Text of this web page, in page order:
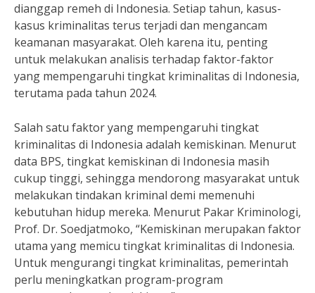
dianggap remeh di Indonesia. Setiap tahun, kasus-
kasus kriminalitas terus terjadi dan mengancam
keamanan masyarakat. Oleh karena itu, penting
untuk melakukan analisis terhadap faktor-faktor
yang mempengaruhi tingkat kriminalitas di Indonesia,
terutama pada tahun 2024.
Salah satu faktor yang mempengaruhi tingkat
kriminalitas di Indonesia adalah kemiskinan. Menurut
data BPS, tingkat kemiskinan di Indonesia masih
cukup tinggi, sehingga mendorong masyarakat untuk
melakukan tindakan kriminal demi memenuhi
kebutuhan hidup mereka. Menurut Pakar Kriminologi,
Prof. Dr. Soedjatmoko, “Kemiskinan merupakan faktor
utama yang memicu tingkat kriminalitas di Indonesia.
Untuk mengurangi tingkat kriminalitas, pemerintah
perlu meningkatkan program-program